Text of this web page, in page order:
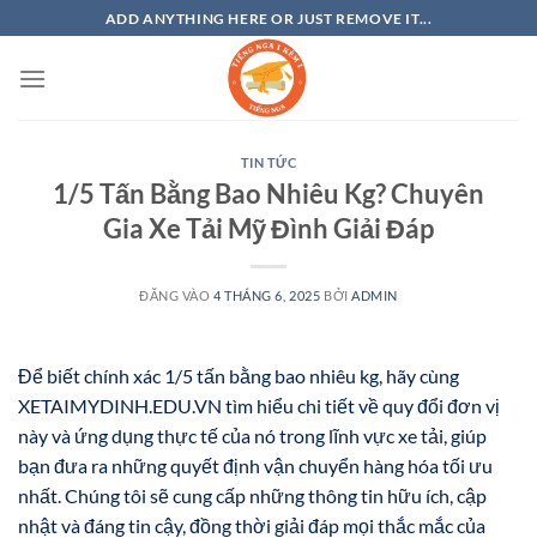
qua
nội
ADD ANYTHING HERE OR JUST REMOVE IT...
TIN TỨC
1/5 Tấn Bằng Bao Nhiêu Kg? Chuyên
Gia Xe Tải Mỹ Đình Giải Đáp
ĐĂNG VÀO 4 THÁNG 6, 2025 BỞI ADMIN
Để biết chính xác 1/5 tấn bằng bao nhiêu kg, hãy cùng
XETAIMYDINH.EDU.VN tìm hiểu chi tiết về quy đổi đơn vị
này và ứng dụng thực tế của nó trong lĩnh vực xe tải, giúp
bạn đưa ra những quyết định vận chuyển hàng hóa tối ưu
nhất. Chúng tôi sẽ cung cấp những thông tin hữu ích, cập
nhật và đáng tin cậy, đồng thời giải đáp mọi thắc mắc của